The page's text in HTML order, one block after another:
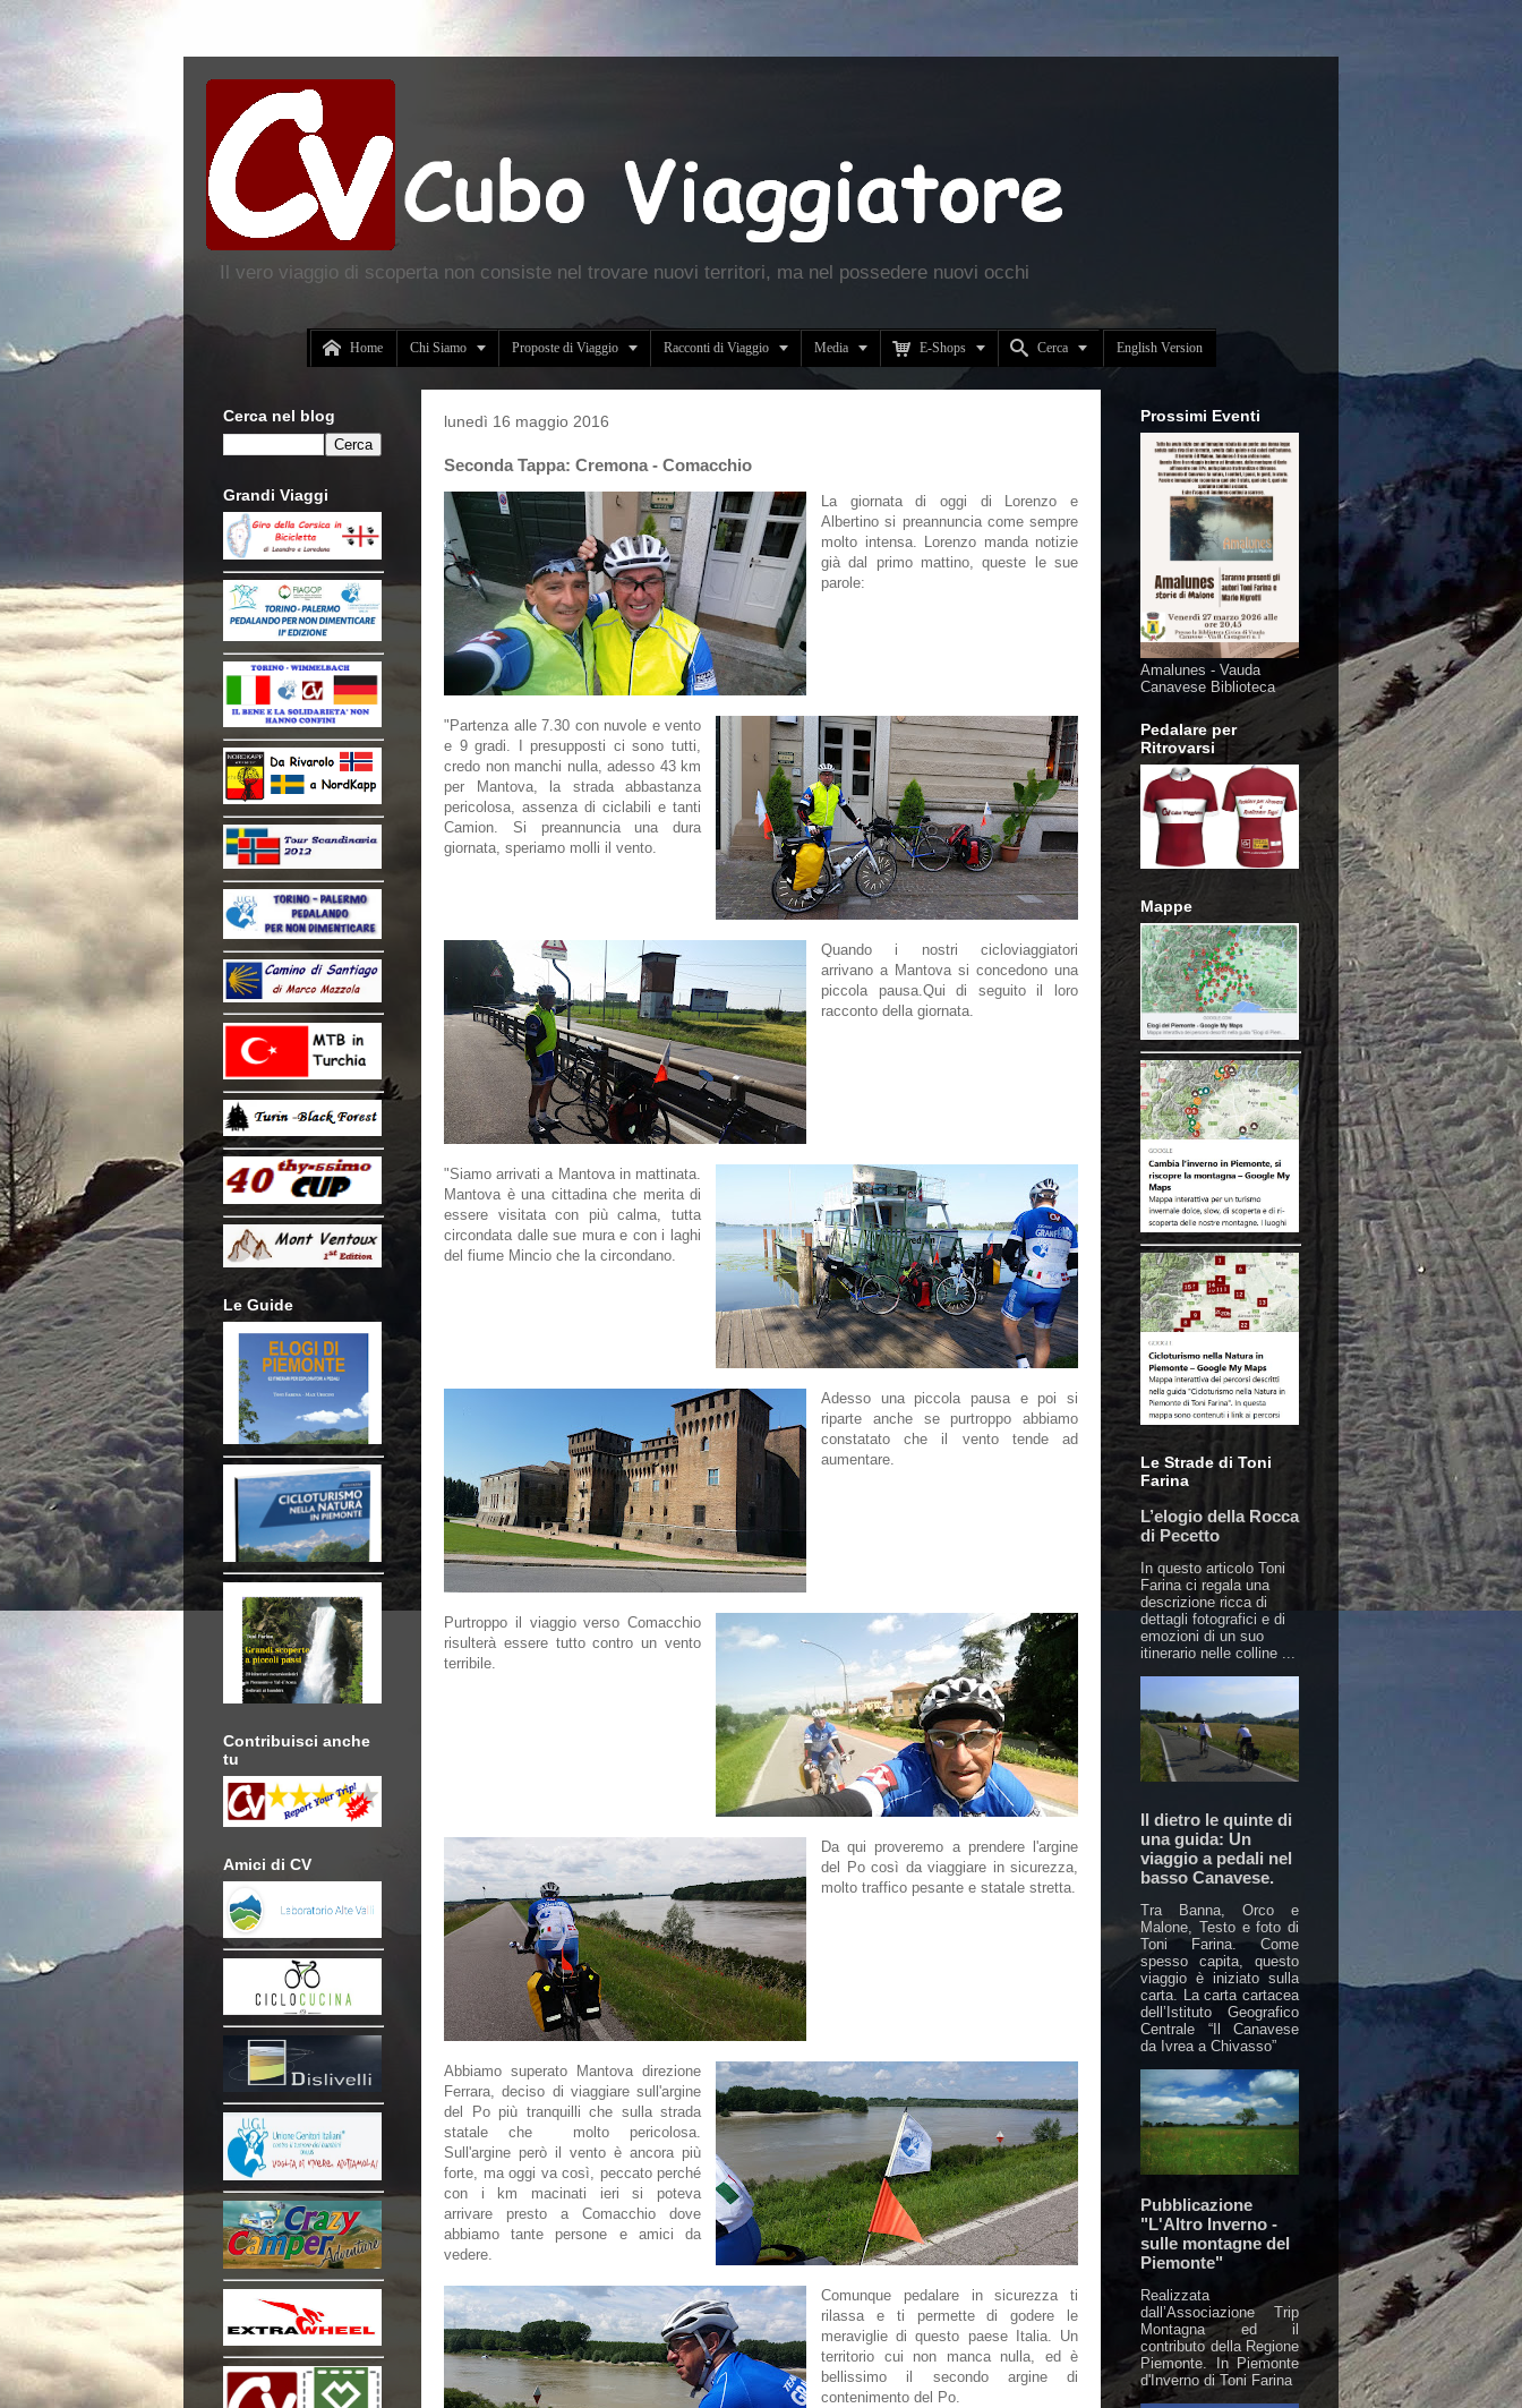
Il vero viaggio di scoperta non consiste nel trovare nuovi territori, ma nel possedere nuovi occhi
 Home Chi Siamo  Proposte di Viaggio  Racconti di Viaggio  Media   E-Shops   Cerca  English Version
lunedì 16 maggio 2016
Seconda Tappa: Cremona - Comacchio
La giornata di oggi di Lorenzo e
Albertino si preannuncia come sempre
molto intensa. Lorenzo manda notizie
già dal primo mattino, queste le sue
parole:
"Partenza alle 7.30 con nuvole e vento
e 9 gradi. I presupposti ci sono tutti,
credo non manchi nulla, adesso 43 km
per Mantova, la strada abbastanza
pericolosa, assenza di ciclabili e tanti
Camion. Si preannuncia una dura
giornata, speriamo molli il vento.
Quando i nostri cicloviaggiatori
arrivano a Mantova si concedono una
piccola pausa.Qui di seguito il loro
racconto della giornata.
"Siamo arrivati a Mantova in mattinata.
Mantova è una cittadina che merita di
essere visitata con più calma, tutta
circondata dalle sue mura e con i laghi
del fiume Mincio che la circondano.
Adesso una piccola pausa e poi si
riparte anche se purtroppo abbiamo
constatato che il vento tende ad
aumentare.
Purtroppo il viaggio verso Comacchio
risulterà essere tutto contro un vento
terribile.
Da qui proveremo a prendere l'argine
del Po così da viaggiare in sicurezza,
molto traffico pesante e statale stretta.
Abbiamo superato Mantova direzione
Ferrara, deciso di viaggiare sull'argine
del Po più tranquilli che sulla strada
statale che molto pericolosa.
Sull'argine però il vento è ancora più
forte, ma oggi va così, peccato perché
con i km macinati ieri si poteva
arrivare presto a Comacchio dove
abbiamo tante persone e amici da
vedere.
Comunque pedalare in sicurezza ti
rilassa e ti permette di godere le
meraviglie di questo paese Italia. Un
territorio cui non manca nulla, ed è
bellissimo il secondo argine di
contenimento del Po.
Cerca nel blog
Grandi Viaggi
Le Guide
Contribuisci anche
tu
Amici di CV
Prossimi Eventi
Amalunes - Vauda
Canavese Biblioteca
Pedalare per
Ritrovarsi
Mappe
Le Strade di Toni
Farina
L’elogio della Rocca
di Pecetto
In questo articolo Toni
Farina ci regala una
descrizione ricca di
dettagli fotografici e di
emozioni di un suo
itinerario nelle colline ...
Il dietro le quinte di
una guida: Un
viaggio a pedali nel
basso Canavese.
Tra Banna, Orco e
Malone, Testo e foto di
Toni Farina. Come
spesso capita, questo
viaggio è iniziato sulla
carta. La carta cartacea
dell’Istituto Geografico
Centrale “Il Canavese
da Ivrea a Chivasso”
Pubblicazione
"L'Altro Inverno -
sulle montagne del
Piemonte"
Realizzata
dall’Associazione Trip
Montagna ed il
contributo della Regione
Piemonte. In Piemonte
d'Inverno di Toni Farina